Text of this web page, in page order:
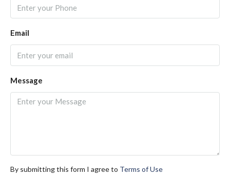
Email
Message
By submitting this form I agree to Terms of Use